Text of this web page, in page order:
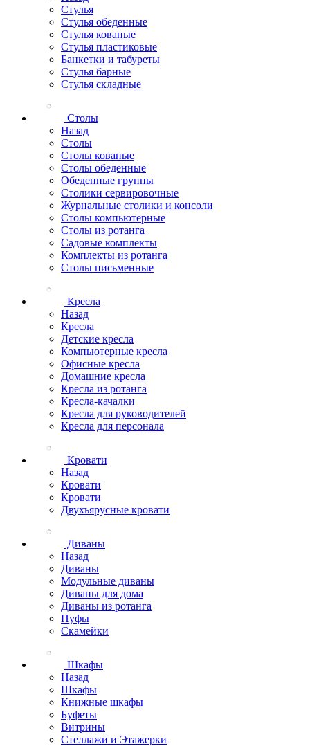
Стулья
Стулья обеденные
Стулья кованые
Стулья пластиковые
Банкетки и табуреты
Стулья барные
Стулья складные
Столы
Назад
Столы
Столы кованые
Столы обеденные
Обеденные группы
Столики сервировочные
Журнальные столики и консоли
Столы компьютерные
Столы из ротанга
Садовые комплекты
Комплекты из ротанга
Столы письменные
Кресла
Назад
Кресла
Детские кресла
Компьютерные кресла
Офисные кресла
Домашние кресла
Кресла из ротанга
Кресла-качалки
Кресла для руководителей
Кресла для персонала
Кровати
Назад
Кровати
Кровати
Двухъярусные кровати
Диваны
Назад
Диваны
Модульные диваны
Диваны для дома
Диваны из ротанга
Пуфы
Скамейки
Шкафы
Назад
Шкафы
Книжные шкафы
Буфеты
Витрины
Стеллажи и Этажерки